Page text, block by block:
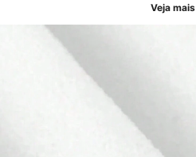
Veja mais
970 Seguidores